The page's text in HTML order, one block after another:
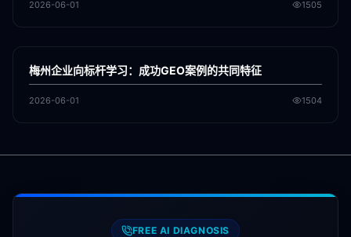
2026-06-01 1505
GEO
梅州企业向标杆学习：成功GEO案例的共同特征
2026-06-01 1504
FREE AI DIAGNOSIS